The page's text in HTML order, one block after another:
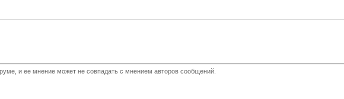
и ее мнение может не совпадать с мнением авторов сообщений.